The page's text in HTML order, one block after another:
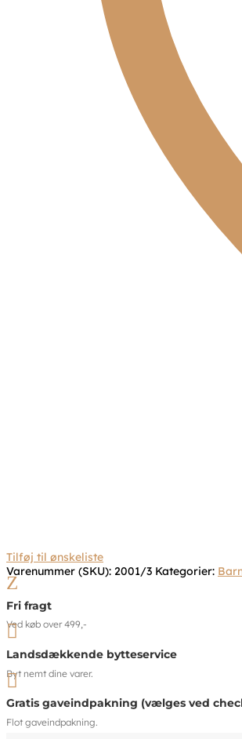
Tilføj til ønskeliste
Varenummer (SKU): 2001/3 Kategorier:
Z
Fri fragt
Ved køb over 499,-

Landsdækkende bytteservice
Byt nemt dine varer.

Gratis gaveindpakning (vælges ved
Flot gaveindpakning.